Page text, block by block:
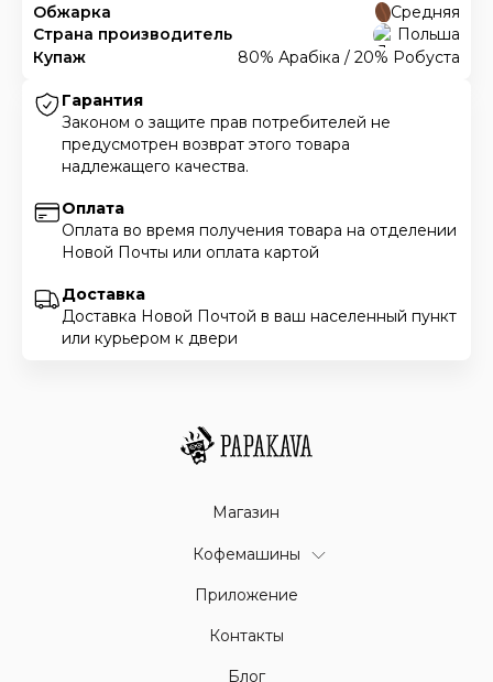
Обжарка
Средняя
Страна производитель
Польша
Купаж
80% Арабіка / 20% Робуста
Гарантия
Законом о защите прав потребителей не
предусмотрен возврат этого товара
надлежащего качества.
Оплата
Оплата во время получения товара на отделении
Новой Почты или оплата картой
Доставка
Доставка Новой Почтой в ваш населенный пункт
или курьером к двери
Магазин
Кофемашины
Приложение
Контакты
Блог